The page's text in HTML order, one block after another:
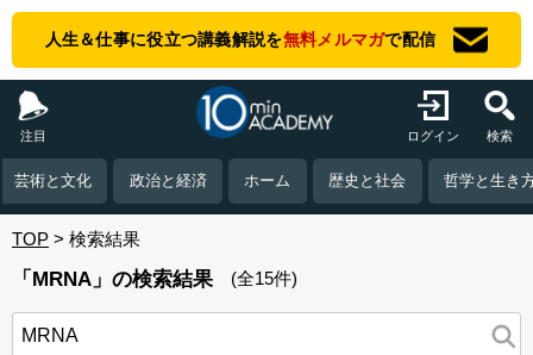
人生＆仕事に役立つ講義解説を無料メルマガで配信
注目 ログイン 検索
芸術と文化 政治と経済 ホーム 歴史と社会 哲学と生き
TOP 検索結果
「MRNA」の検索結果 (全15件)